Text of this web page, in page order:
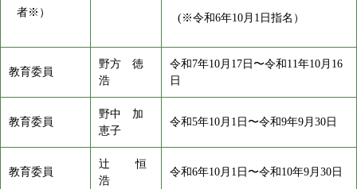
者※）
(※令和6年10月1日指名）
教育委員
野方 徳
浩
令和7年10月17日〜令和11年10月16
日
教育委員
野中 加
恵子
令和5年10月1日〜令和9年9月30日
教育委員
辻󠄀 恒
浩
令和6年10月1日〜令和10年9月30日